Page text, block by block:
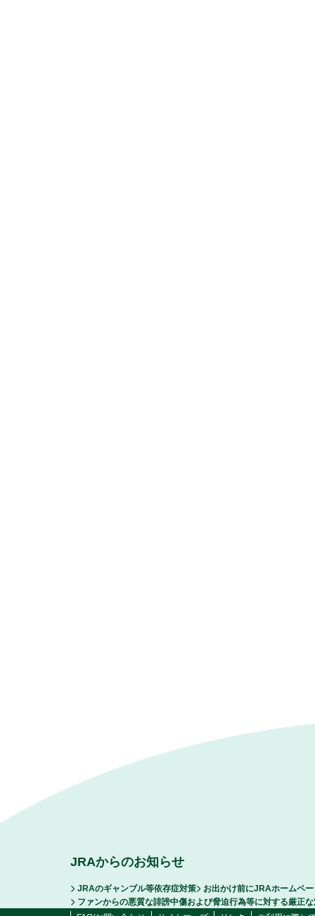
JRAからのお知らせ
JRAのギャンブル等依存症対策
お出かけ前にJRAホームペ
ファンからの悪質な誹謗中傷および脅迫行為等に対する厳正